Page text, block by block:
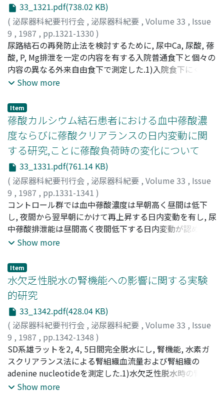
33_1321.pdf(738.02 KB)
( 泌尿器科紀要刊行会 , 泌尿器科紀要 , Volume 33 , Issue
9 , 1987 , pp.1321-1330 )
村山, 鉄郎;田ロ, 裕功;MURAYAMA, Tetsuo;TAGUCHI,
Hirokazu
尿路結石の再発防止法を検討するために, 尿中Ca, 尿酸, 蓚
酸, P, Mg排泄を一定の内容を有する入院普通食下と個々の
内容の異なる外来自由食下で測定した.1)入院食下にくら
べ外来食下では男子結石例で尿中Ca, 尿酸, Mg排泄量が有
た.2)結石例と非結石例の尿中Ca, 尿酸, 蓚酸, P排泄量は入
院食下でも外来食下でも差はみられなかった.しかし, 結石
例の尿中Mg排泄は入院食下では非結石例にくらべて有意
に低く, 結石例におけるMg排泄障害の存在が示唆された.
しかし, 外来食下では結石例と非結石例で尿中Mg排泄量に
差はみられなかった.3)結石例を初発で片側性のものと, 初
発でも両側性のもの及び再発性のものの2群にわけ, 尿中
Ca, 尿酸, 蓚酸, P, Mg排泄量を比較すると, 入院食下でも外
来食下でも両群間に差は認められなかった
Show more
Item
蓚酸カルシウム結石患者における血中蓚酸濃
度ならびに蓚酸クリアランスの日内変動に関
する研究,ことに蓚酸負荷時の変化について
33_1331.pdf(761.14 KB)
( 泌尿器科紀要刊行会 , 泌尿器科紀要 , Volume 33 , Issue
9 , 1987 , pp.1331-1341 )
木下, 修隆;KINOSHITA, Nobutaka
コントロール群では血中蓚酸濃度は早朝高く昼間は低下
し, 夜間から翌早朝にかけて再上昇する日内変動を有し, 尿
中蓚酸排泄能は昼間高く夜間低下する日内変動が認められ
た.蓚酸負荷時も夜間の蓚酸排泄能は蓚酸負荷前と同等の
酸の排泄を翌日へ持ち越してでも夜間の蓚酸の排泄を抑制
しようとする機構が働くものと思われた.蓚酸カルシウム
結石患者のある群ではこの機構が働かず, 夜間帯の蓚酸排
泄能はコントロール群に比し亢進した状態を保ち, さらに
蓚酸負荷によってこのことがより顕著となり, 夜間の蓚酸
カルシウム結石形成の危険性の増加が示唆された
Show more
Item
水欠乏性脱水の腎機能への影響に関する実験
的研究
33_1342.pdf(428.04 KB)
( 泌尿器科紀要刊行会 , 泌尿器科紀要 , Volume 33 , Issue
9 , 1987 , pp.1342-1348 )
石川, 英二;ISHIKAWA, Eiji
SD系雄ラットを2, 4, 5日間完全脱水にし, 腎機能, 水素ガ
スクリアランス法による腎組織血流量および腎組織の
adenine nucleotideを測定した.1)水欠乏性脱水時の腎機
能は正常に保たれていた.2)水素ガスクリアランス法によ
Show more